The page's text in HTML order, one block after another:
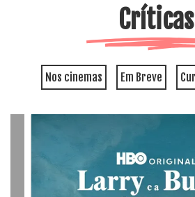
Críticas
Nos cinemas Em Breve